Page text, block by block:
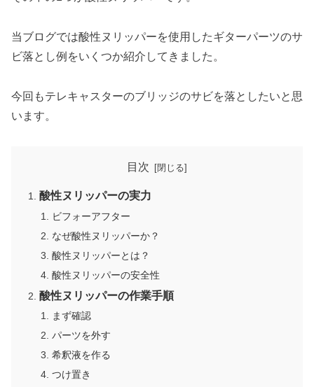
当ブログでは酸性ヌリッパーを使用したギターパーツのサ
ビ落とし例をいくつか紹介してきました。
今回もテレキャスターのブリッジのサビを落としたいと思
います。
目次
酸性ヌリッパーの実力
ビフォーアフター
なぜ酸性ヌリッパーか？
酸性ヌリッパーとは？
酸性ヌリッパーの安全性
酸性ヌリッパーの作業手順
まず確認
パーツを外す
希釈液を作る
つけ置き